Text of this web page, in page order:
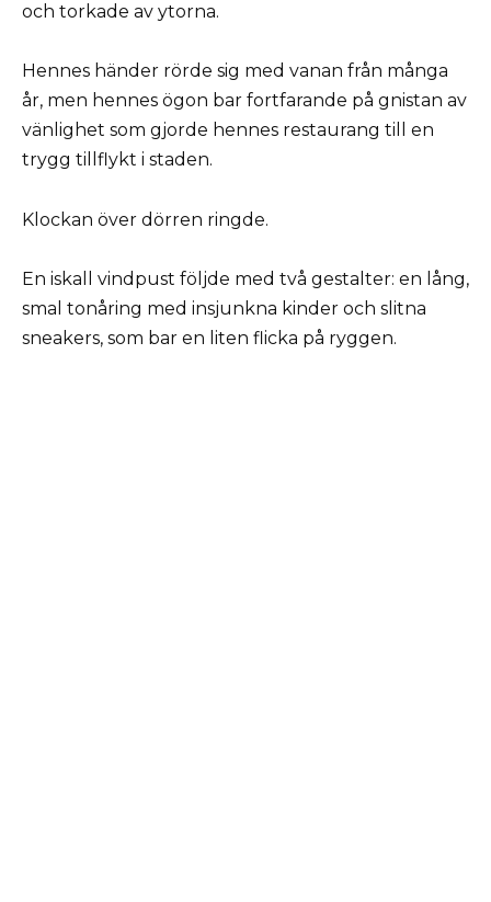
och torkade av ytorna.
Hennes händer rörde sig med vanan från många
år, men hennes ögon bar fortfarande på gnistan av
vänlighet som gjorde hennes restaurang till en
trygg tillflykt i staden.
Klockan över dörren ringde.
En iskall vindpust följde med två gestalter: en lång,
smal tonåring med insjunkna kinder och slitna
sneakers, som bar en liten flicka på ryggen.